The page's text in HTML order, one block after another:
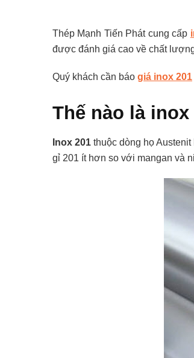
Thép Mạnh Tiến Phát cung cấp
được đánh giá cao về chất
Quý khách cần báo giá inox 201
Thế nào là inox
Inox 201 thuộc dòng họ
gỉ 201 ít hơn so với mangan và